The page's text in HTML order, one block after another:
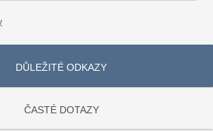
DŮLEŽITÉ ODKAZY
ČASTÉ DOTAZY